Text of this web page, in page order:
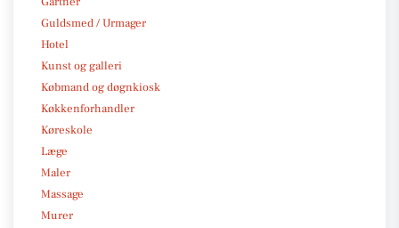
Guldsmed / Urmager
Hotel
Kunst og galleri
Købmand og døgnkiosk
Køkkenforhandler
Køreskole
Læge
Maler
Massage
Murer